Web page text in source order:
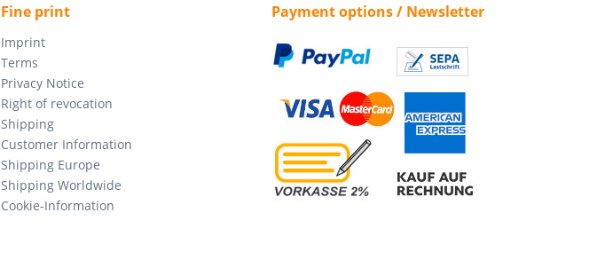
Fine print
Imprint
Terms
Privacy Notice
Right of revocation
Shipping
Customer Information
Shipping Europe
Shipping Worldwide
Cookie-Information
Payment options / Newsletter